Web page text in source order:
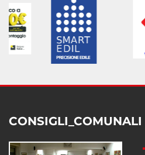
CONSIGLI_COMUNALI